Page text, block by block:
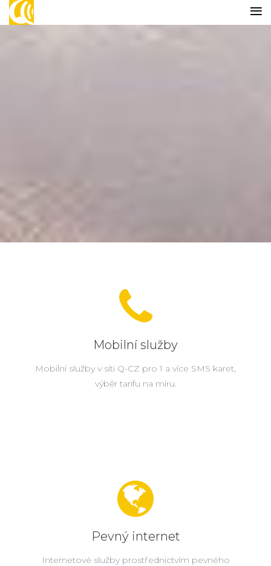
Mobilní služby
Mobilní služby v síti Q-CZ pro 1 a více SMS karet,
výběr tarifu na míru.
Pevný internet
Internetové služby prostřednictvím pevného